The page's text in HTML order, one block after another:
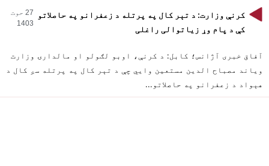
کرنې وزارت: د تېر کال په پرتله د زعفرانو په حاصلاتو
کې د پام وړ زیاتوالی راغلی
27 حوت
1403
آفاق خبری آژانس؛ کابل: د کرنې، اوبو لګولو او مالدارۍ وزارت
ویاند مصباح الدین مستعین وایي چې د تېر کال په پرتله سږ کال د
هېواد د زعفرانو په حاصلاتو...